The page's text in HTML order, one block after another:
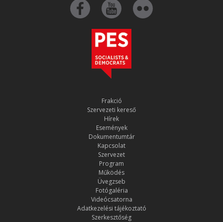
Frakció
Szervezeti kereső
Hírek
Események
Dokumentumtár
Kapcsolat
Szervezet
Program
Működés
Üvegzseb
Fotógaléria
Videócsatorna
Adatkezelési tájékoztató
Szerkesztőség